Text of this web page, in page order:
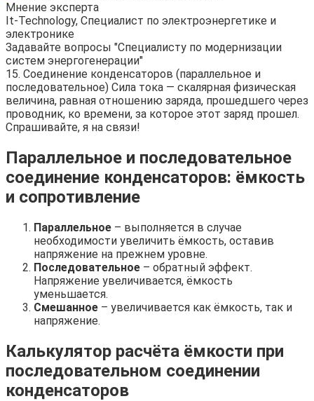
Мнение эксперта
It-Technology, Cпециалист по электроэнергетике и
электронике
Задавайте вопросы "Специалисту по модернизации
систем энергогенерации"
15. Соединение конденсаторов (параллельное и
последовательное) Сила тока — скалярная физическая
величина, равная отношению заряда, прошедшего через
проводник, ко времени, за которое этот заряд прошел.
Спрашивайте, я на связи!
Параллельное и последовательное
соединение конденсаторов: ёмкость
и сопротивление
Параллельное – выполняется в случае
необходимости увеличить ёмкость, оставив
напряжение на прежнем уровне.
Последовательное – обратный эффект.
Напряжение увеличивается, ёмкость
уменьшается.
Смешанное – увеличивается как ёмкость, так и
напряжение.
Калькулятор расчёта ёмкости при
последовательном соединении
конденсаторов